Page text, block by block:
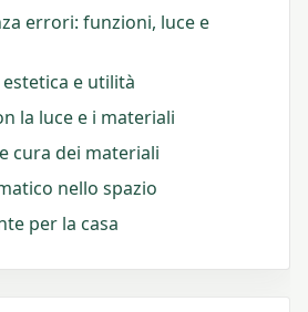
errori: funzioni, luce e
e utilità
la luce e i materiali
cura dei materiali
nello spazio
per la casa